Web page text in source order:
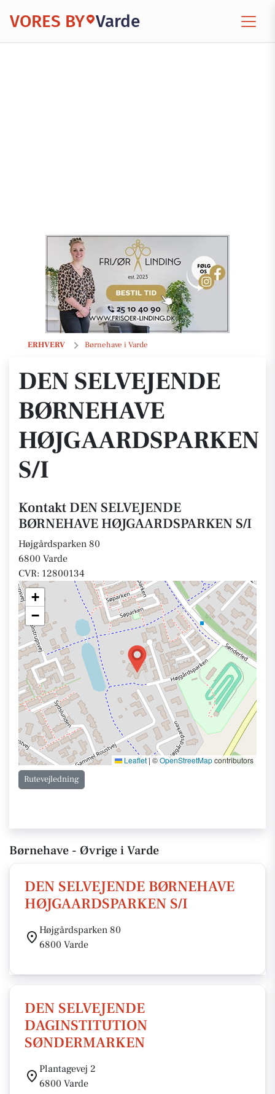
VORES BY Varde
ERHVERV Børnehave i Varde
DEN SELVEJENDE BØRNEHAVE HØJGAARDSPARKEN S/I
DEN SELVEJENDE
BØRNEHAVE
HØJGAARDSPARKEN
S/I
Kontakt DEN SELVEJENDE
BØRNEHAVE HØJGAARDSPARKEN S/I
Højgårdsparken 80
6800 Varde
CVR: 12800134
+
−
Leaflet|©OpenStreetMapcontributors
Rutevejledning
Børnehave - Øvrige i Varde
DEN SELVEJENDE BØRNEHAVE
HØJGAARDSPARKEN S/I
Højgårdsparken 80
6800 Varde
DEN SELVEJENDE
DAGINSTITUTION
SØNDERMARKEN
Plantagevej 2
6800 Varde